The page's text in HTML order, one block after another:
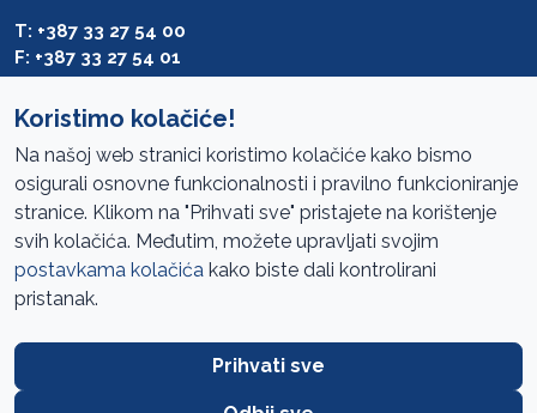
T: +387 33 27 54 00
F: +387 33 27 54 01
Pristup informacijama
Mapa sajta
Oglasi
Koristimo kolačiće!
Na našoj web stranici koristimo kolačiće kako bismo
osigurali osnovne funkcionalnosti i pravilno funkcioniranje
stranice. Klikom na "Prihvati sve" pristajete na korištenje
svih kolačića. Međutim, možete upravljati svojim
postavkama kolačića kako biste dali kontrolirani
pristanak.
Prihvati sve